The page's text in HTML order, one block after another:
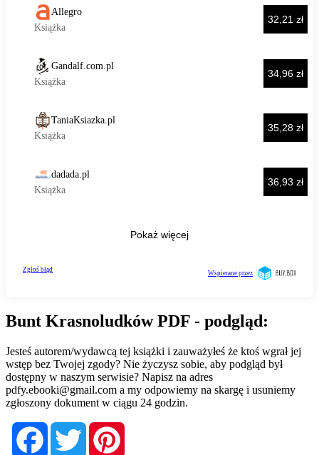
Bunt Krasnoludków PDF - podgląd:
Jesteś autorem/wydawcą tej książki i zauważyłeś że ktoś wgrał jej
wstęp bez Twojej zgody? Nie życzysz sobie, aby podgląd był
dostępny w naszym serwisie? Napisz na adres
pdfy.ebooki@gmail.com a my odpowiemy na skargę i usuniemy
zgłoszony dokument w ciągu 24 godzin.
FacebookTwitter